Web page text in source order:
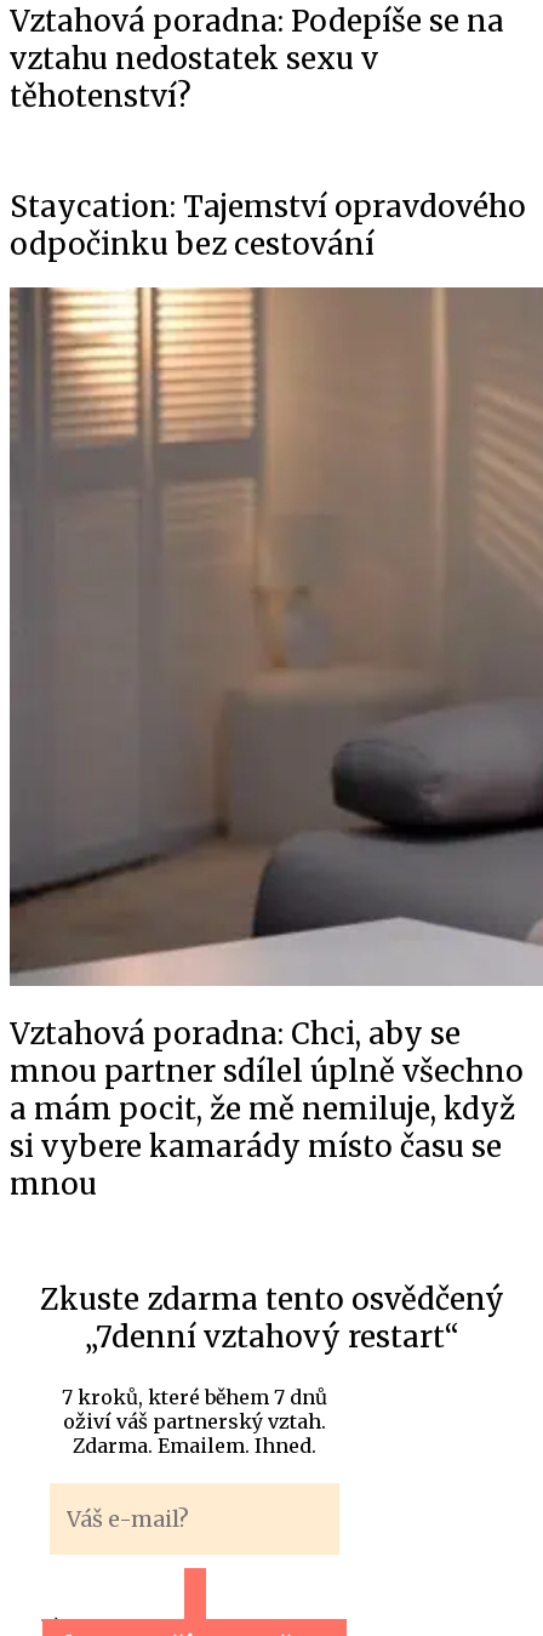
Vztahová poradna: Podepíše se na
vztahu nedostatek sexu v
těhotenství?
Staycation: Tajemství opravdového
odpočinku bez cestování
Vztahová poradna: Chci, aby se
mnou partner sdílel úplně všechno
a mám pocit, že mě nemiluje, když
si vybere kamarády místo času se
mnou
Zkuste zdarma tento osvědčený
„7denní vztahový restart“
7 kroků, které během 7 dnů
oživí váš partnerský vztah.
Zdarma. Emailem. Ihned.